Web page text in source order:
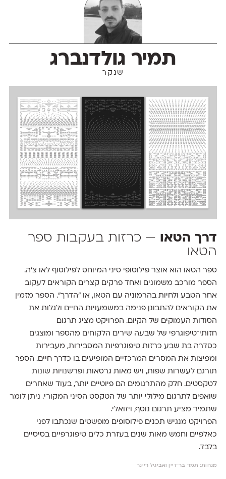
תמיר גולדנברג
שנקר
דרך הטאו — כרזות בעקבות ספר
הטאו
ספר הטאו הוא אוצר פילוסופי סיני המיוחס לפילוסוף לאו צ'ה.
הספר מורכב משמונים ואחד פרקים קצרים הקוראים לעקוב
אחר הטבע ולחיות בהרמוניה עם הטאו, או ״הדרך״. הספר מזמין
את הקוראים להתבונן פנימה במשמעויות החיים ולגלות את
הסודות העמוקים של הקיום. הפרויקט מציג תרגום
חזותי־טיפוגרפי של שבעה שירים הלקוחים מהספר ומוצגים
כסדרה בת שבע כרזות טיפוגרפיות המסבירות, מעבירות
ומפיצות את המסרים המרכזיים המופיעים בו כדרך חיים. הספר
תורגם לעשרות שפות, ויש מאות גרסאות ופרשנויות שונות
לטקסטים. חלק מהתרגומים הם פיוטיים יותר, בעוד שאחרים
שואפים לתרגום מילולי יותר של הטקסט הסיני המקורי. ניתן לומר
שתמיר מציע תרגום נוסף, ויזואלי.
הפרויקט מנגיש תכנים פילוסופים מופשטים שנכתבו לפני
כאלפיים וחמש מאות שנים בעזרת כלים טיפוגרפיים בסיסיים
בלבד.
מנחות: תמר בר־דיין ואביגיל ריינר